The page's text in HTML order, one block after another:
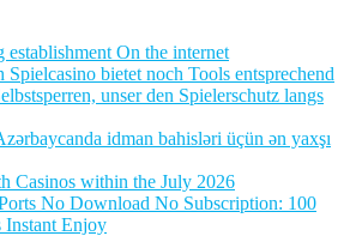
establishment On the internet
bietet noch Tools entsprechend
unser den Spielerschutz langs
idman bahisləri üçün ən yaxşı
Casinos within the July 2026
No Download No Subscription: 100
Instant Enjoy